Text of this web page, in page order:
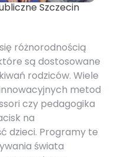
Szczecin
różnorodnością
są dostosowane
rodziców. Wiele
metod
czy pedagogika
na
dzieci. Programy te
świata